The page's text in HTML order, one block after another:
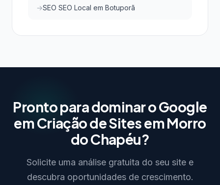
SEO SEO Local em Botuporã
Pronto para dominar o Google
em Criação de Sites em Morro
do Chapéu?
Solicite uma análise gratuita do seu site e
descubra oportunidades de crescimento.